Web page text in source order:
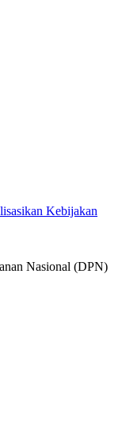
Kebijakan
Nasional (DPN)